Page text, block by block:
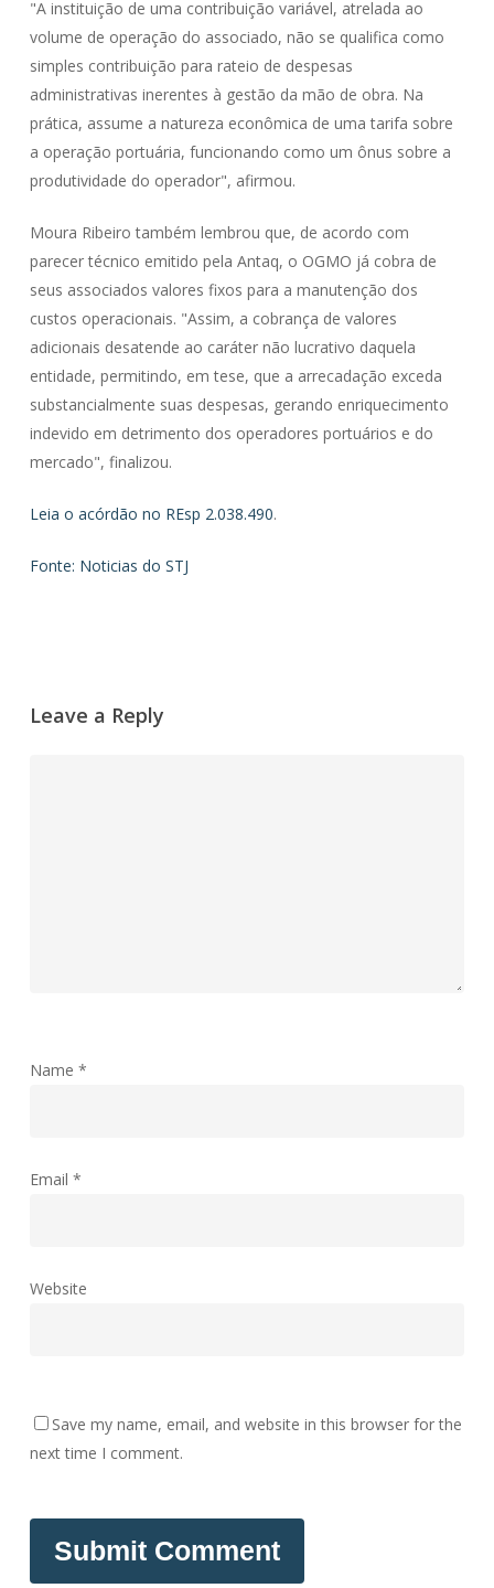
"A instituição de uma contribuição variável, atrelada ao
volume de operação do associado, não se qualifica como
simples contribuição para rateio de despesas
administrativas inerentes à gestão da mão de obra. Na
prática, assume a natureza econômica de uma tarifa sobre
a operação portuária, funcionando como um ônus sobre a
produtividade do operador", afirmou.
Moura Ribeiro também lembrou que, de acordo com
parecer técnico emitido pela Antaq, o OGMO já cobra de
seus associados valores fixos para a manutenção dos
custos operacionais. "Assim, a cobrança de valores
adicionais desatende ao caráter não lucrativo daquela
entidade, permitindo, em tese, que a arrecadação exceda
substancialmente suas despesas, gerando enriquecimento
indevido em detrimento dos operadores portuários e do
mercado", finalizou.
Leia o acórdão no REsp 2.038.490.
Fonte: Noticias do STJ
Leave a Reply
Name *
Email *
Website
Save my name, email, and website in this browser for the
next time I comment.